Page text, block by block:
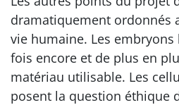
dramatiquement ordonnés
vie humaine. Les
fois encore et de plus en
matériau utilisable. Les
posent la question éthique